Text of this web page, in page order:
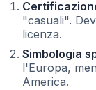
"casuali".
licenza.
Simbologia
l'Europa,
America.